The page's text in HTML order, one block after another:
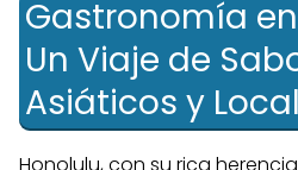
Gastronomía⁤
Un Viaje de‌
Asiáticos y